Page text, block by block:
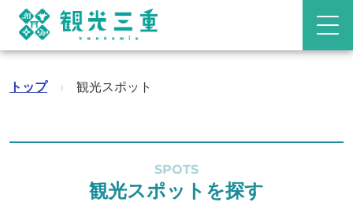
トップ › 観光スポット
SPOTS
観光スポットを探す